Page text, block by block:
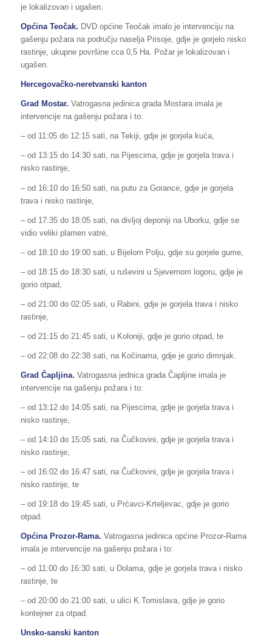
je lokalizovan i ugašen.
Općina Teočak. DVD općine Teočak imalo je intervenciju na
gašenju požara na području naselja Prisoje, gdje je gorjelo nisko
rastinje, ukupne površine cca 0,5 Ha. Požar je lokalizovan i
ugašen.
Hercegovačko-neretvanski kanton
Grad Mostar. Vatrogasna jedinica grada Mostara imala je
intervencije na gašenju požara i to:
– od 11:05 do 12:15 sati, na Tekiji, gdje je gorjela kuća,
– od 13:15 do 14:30 sati, na Pijescima, gdje je gorjela trava i
nisko rastinje,
– od 16:10 do 16:50 sati, na putu za Gorance, gdje je gorjela
trava i nisko rastinje,
– od 17:35 do 18:05 sati, na divljoj deponiji na Uborku, gdje se
vidio veliki plamen vatre,
– od 18:10 do 19:00 sati, u Bijelom Polju, gdje su gorjele gume,
– od 18:15 do 18:30 sati, u ruševini u Sjevernom logoru, gdje je
gorio otpad,
– od 21:00 do 02:05 sati, u Rabini, gdje je gorjela trava i nisko
rastinje,
– od 21:15 do 21:45 sati, u Koloniji, gdje je gorio otpad, te
– od 22:08 do 22:38 sati, na Kočinama, gdje je gorio dimnjak.
Grad Čapljina. Vatrogasna jednica grada Čapljine imala je
intervencije na gašenju požara i to:
– od 13:12 do 14:05 sati, na Pijescima, gdje je gorjela trava i
nisko rastinje,
– od 14:10 do 15:05 sati, na Čučkovini, gdje je gorjela trava i
nisko rastinje,
– od 16:02 do 16:47 sati, na Čučkovini, gdje je gorjela trava i
nisko rastinje, te
– od 19:18 do 19:45 sati, u Prćavci-Krteljevac, gdje je gorio
otpad.
Općina Prozor-Rama. Vatrogasna jedinica općine Prozor-Rama
imala je intervencije na gašenju požara i to:
– od 11:00 do 16:30 sati, u Dolama, gdje je gorjela trava i nisko
rastinje, te
– od 20:00 do 21:00 sati, u ulici K.Tomislava, gdje je gorio
kontejner za otpad.
Unsko-sanski kanton